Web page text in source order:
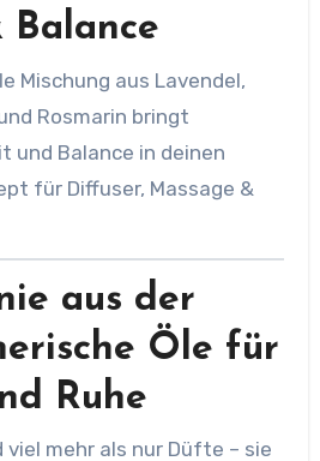
Balance
Rosmarin bringt
und Balance in deinen
für Diffuser, Massage &
aus der
Öle für
Ruhe
viel mehr als nur Düfte – sie